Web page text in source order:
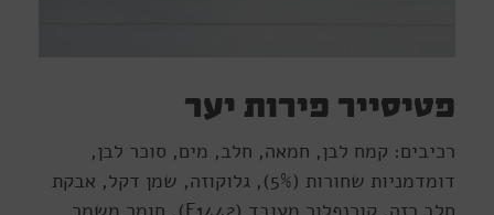
פטיסייר פירות יער
רכיבים: קמח לבן, חמאה, חלב, מים, סוכר לבן,
דומדמניות שחורות (5%), גלוקוזה, שמן דקל, אבקת